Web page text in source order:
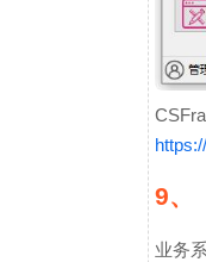
9、
业务